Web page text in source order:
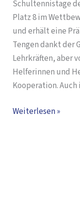
Schultennistage
Platz 8 im
und erhält eine
Tengen dankt der
Lehrkräften, aber
Helferinnen und
Kooperation.
Weiterlesen »